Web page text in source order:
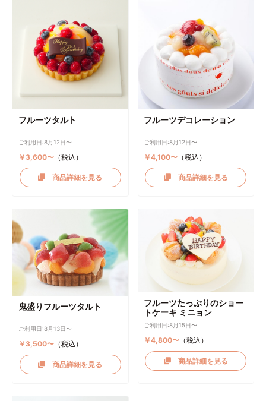
フルーツタルト
ご利用日:8月12日〜
￥3,600〜（税込）
商品詳細を見る
フルーツデコレーション
ご利用日:8月12日〜
￥4,100〜 （税込）
商品詳細を見る
鬼盛りフルーツタルト
ご利用日:8月13日〜
￥3,500〜（税込）
商品詳細を見る
フルーツたっぷりのショー
トケーキ ミニョン
ご利用日:8月15日〜
￥4,800〜 （税込）
商品詳細を見る